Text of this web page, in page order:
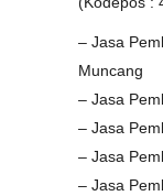
– Jasa
Muncang
– Jasa
– Jasa
– Jasa
– Jasa